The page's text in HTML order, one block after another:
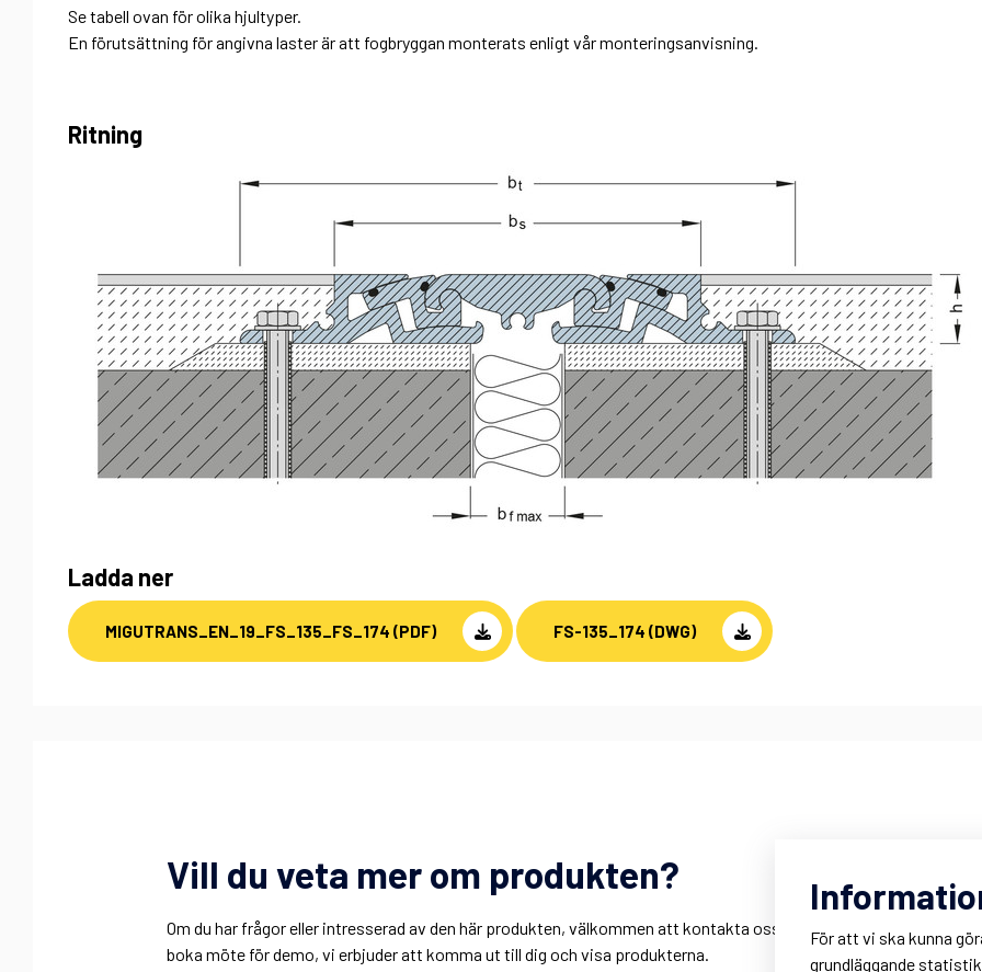
Se tabell ovan för olika hjultyper.
En förutsättning för angivna laster är att fogbryggan monterats enligt vår monteringsanvisning.
Ritning
Ladda ner
MIGUTRANS_EN_19_FS_135_FS_174 (PDF) FS-135_174 (DWG)
Vill du veta mer om produkten?
Om du har frågor eller intresserad av den här produkten, välkommen att kontakta oss. Du kan också
boka möte för demo, vi erbjuder att komma ut till dig och visa produkterna.
För att vi ska kunna
grundläggande